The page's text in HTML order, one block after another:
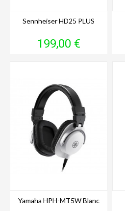
Sennheiser HD25 PLUS
Prix
199,00 €
Yamaha HPH-MT5W Blanc